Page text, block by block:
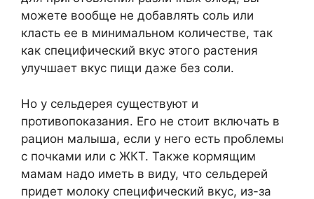
можете вообще не добавлять соль или
класть ее в минимальном количестве, так
как специфический вкус этого растения
улучшает вкус пищи даже без соли.
Но у сельдерея существуют и
противопоказания. Его не стоит включать в
рацион малыша, если у него есть проблемы
с почками или с ЖКТ. Также кормящим
мамам надо иметь в виду, что сельдерей
придет молоку специфический вкус, из-за